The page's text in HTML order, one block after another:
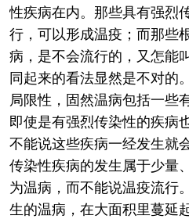
性疾病在内。那些具有强烈
行，可以形成温疫；而那些
病，是不会流行的，又怎能
同起来的看法显然是不对的
局限性，固然温病包括一些
即使是有强烈传染性的疾病
不能说这些疾病一经发生就
传染性疾病的发生属于少量
为温病，而不能说温疫流行
生的温病，在大面积里蔓延